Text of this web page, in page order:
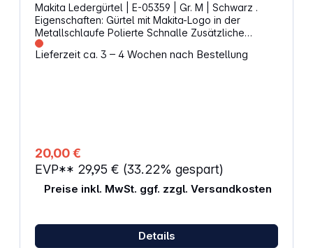
Makita Ledergürtel | E-05359 | Gr. M | Schwarz .
Eigenschaften: Gürtel mit Makita-Logo in der
Metallschlaufe Polierte Schnalle Zusätzliche
Lederschlaufe Anpassbare Länge Material:
Rindsleder Gesamtlänge: 113 cm (Größe M) Breite:
Lieferzeit ca. 3 – 4 Wochen nach Bestellung
20,00 €
EVP** 29,95 € (33.22% gespart)
Preise inkl. MwSt. ggf. zzgl. Versandkosten
Details